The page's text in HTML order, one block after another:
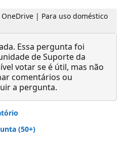
| Para uso doméstico
Essa pergunta foi
de Suporte da
votar se é útil, mas não
comentários ou
a pergunta.
(50+)